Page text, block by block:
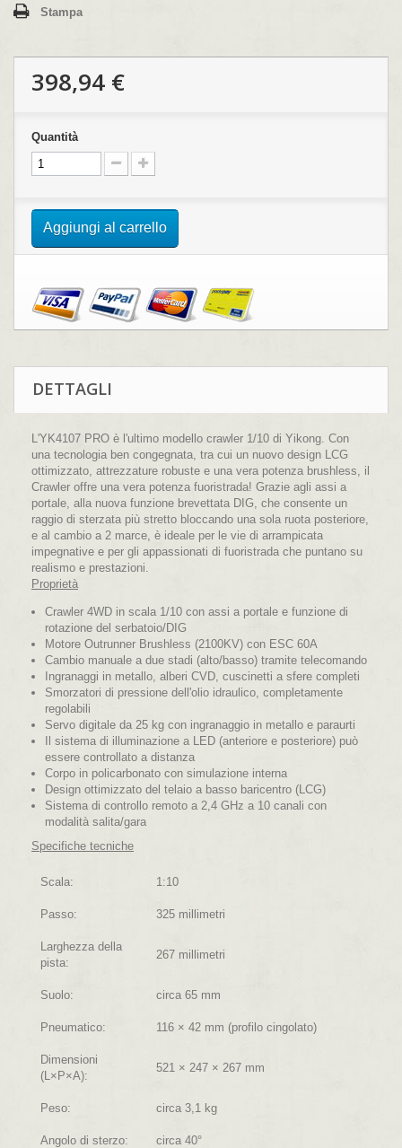
Stampa
398,94 €
Quantità
Aggiungi al carrello
DETTAGLI
L'YK4107 PRO è l'ultimo modello crawler 1/10 di Yikong. Con
una tecnologia ben congegnata, tra cui un nuovo design LCG
ottimizzato, attrezzature robuste e una vera potenza brushless, il
Crawler offre una vera potenza fuoristrada! Grazie agli assi a
portale, alla nuova funzione brevettata DIG, che consente un
raggio di sterzata più stretto bloccando una sola ruota posteriore,
e al cambio a 2 marce, è ideale per le vie di arrampicata
impegnative e per gli appassionati di fuoristrada che puntano su
realismo e prestazioni.
Proprietà
Crawler 4WD in scala 1/10 con assi a portale e funzione di
rotazione del serbatoio/DIG
Motore Outrunner Brushless (2100KV) con ESC 60A
Cambio manuale a due stadi (alto/basso) tramite telecomando
Ingranaggi in metallo, alberi CVD, cuscinetti a sfere completi
Smorzatori di pressione dell'olio idraulico, completamente
regolabili
Servo digitale da 25 kg con ingranaggio in metallo e paraurti
Il sistema di illuminazione a LED (anteriore e posteriore) può
essere controllato a distanza
Corpo in policarbonato con simulazione interna
Design ottimizzato del telaio a basso baricentro (LCG)
Sistema di controllo remoto a 2,4 GHz a 10 canali con
modalità salita/gara
Specifiche tecniche
Scala: 1:10
Passo: 325 millimetri
Larghezza della
pista:
267 millimetri
Suolo: circa 65 mm
Pneumatico: 116 × 42 mm (profilo cingolato)
Dimensioni
(L×P×A):
521 × 247 × 267 mm
Peso: circa 3,1 kg
Angolo di sterzo: circa 40°